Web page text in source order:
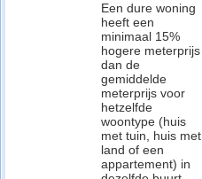
Een dure woning
heeft een
minimaal 15%
hogere meterprijs
dan de
gemiddelde
meterprijs voor
hetzelfde
woontype (huis
met tuin, huis met
land of een
appartement) in